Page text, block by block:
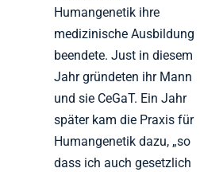
Humangenetik ihre
medizinische Ausbildung
beendete. Just in diesem
Jahr gründeten ihr Mann
und sie CeGaT. Ein Jahr
später kam die Praxis für
Humangenetik dazu, „so
dass ich auch gesetzlich